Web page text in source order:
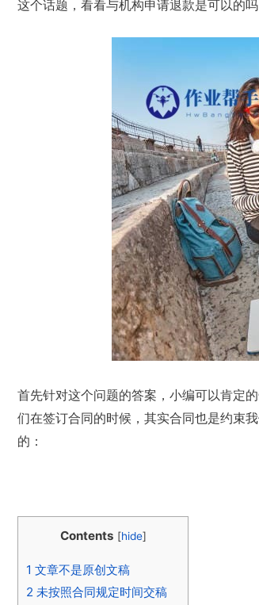
这个话题，看看与机构申请退款是可以的吗
首先针对这个问题的答案，小编可以肯定
们在签订合同的时候，其实合同也是约束
的：
Contents [hide]
1 文章不是原创文稿
2 未按照合同规定时间交稿